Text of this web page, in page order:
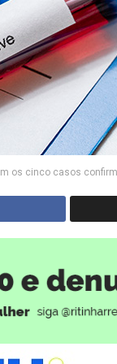
os cinco casos